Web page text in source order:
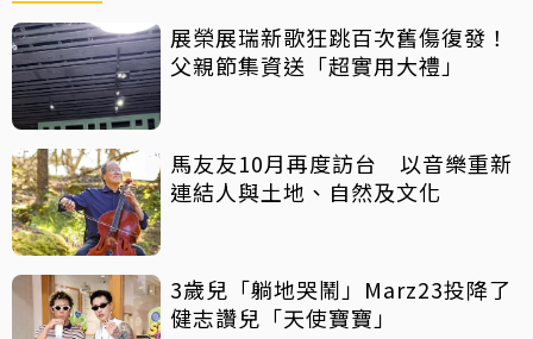
展榮展瑞新歌狂跳百次舊傷復發！
父親節集資送「超實用大禮」
馬友友10月再度訪台 以音樂重新
連結人與土地、自然及文化
3歲兒「躺地哭鬧」Marz23投降了
健志讚兒「天使寶寶」